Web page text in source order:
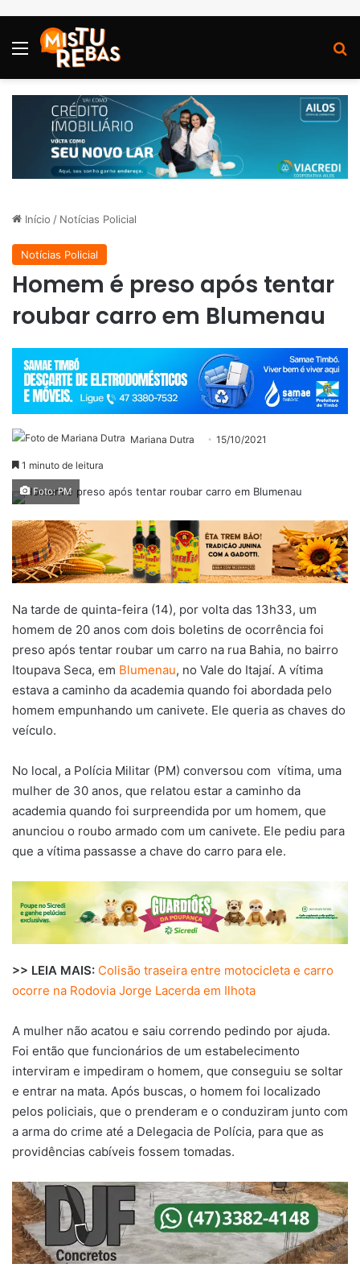
Menu
Início / Notícias Policial
Notícias Policial
Homem é preso após tentar
roubar carro em Blumenau
Mariana Dutra 15/10/2021
1 minuto de leitura
Foto: PM
Na tarde de quinta-feira (14), por volta das 13h33, um
homem de 20 anos com dois boletins de ocorrência foi
preso após tentar roubar um carro na rua Bahia, no bairro
Itoupava Seca, em Blumenau, no Vale do Itajaí. A vítima
estava a caminho da academia quando foi abordada pelo
homem empunhando um canivete. Ele queria as chaves do
veículo.
No local, a Polícia Militar (PM) conversou com vítima, uma
mulher de 30 anos, que relatou estar a caminho da
academia quando foi surpreendida por um homem, que
anunciou o roubo armado com um canivete. Ele pediu para
que a vítima passasse a chave do carro para ele.
>> LEIA MAIS: Colisão traseira entre motocicleta e carro
ocorre na Rodovia Jorge Lacerda em Ilhota
A mulher não acatou e saiu correndo pedindo por ajuda.
Foi então que funcionários de um estabelecimento
interviram e impediram o homem, que conseguiu se soltar
e entrar na mata. Após buscas, o homem foi localizado
pelos policiais, que o prenderam e o conduziram junto com
a arma do crime até a Delegacia de Polícia, para que as
providências cabíveis fossem tomadas.